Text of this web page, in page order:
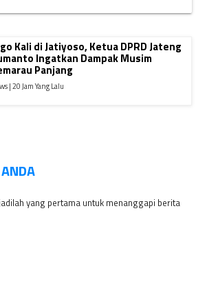
Kali di Jatiyoso, Ketua DPRD Jateng
Ingatkan Dampak Musim
Panjang
| 20 Jam Yang Lalu
yang pertama untuk menanggapi berita